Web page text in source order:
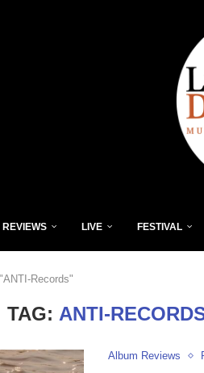
REVIEWS LIVE FESTIVAL
Records"
TAG: ANTI-
Album Reviews